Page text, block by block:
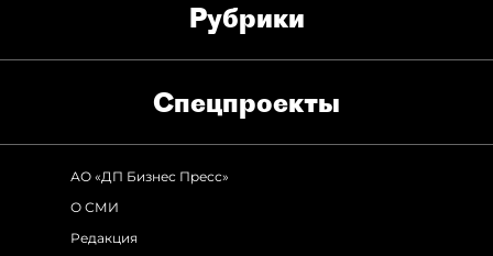
Рубрики
Спец­проекты
АО «ДП Бизнес Пресс»
О СМИ
Редакция